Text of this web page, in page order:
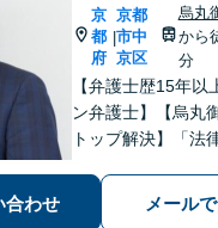
京
都
府
|
京都
市中
京区
烏丸
から
分
【弁護士歴15年以
ン弁護士】【烏丸
トップ解決】「法
問題、新型コロナ
産問題なども幅広
合わせ メール